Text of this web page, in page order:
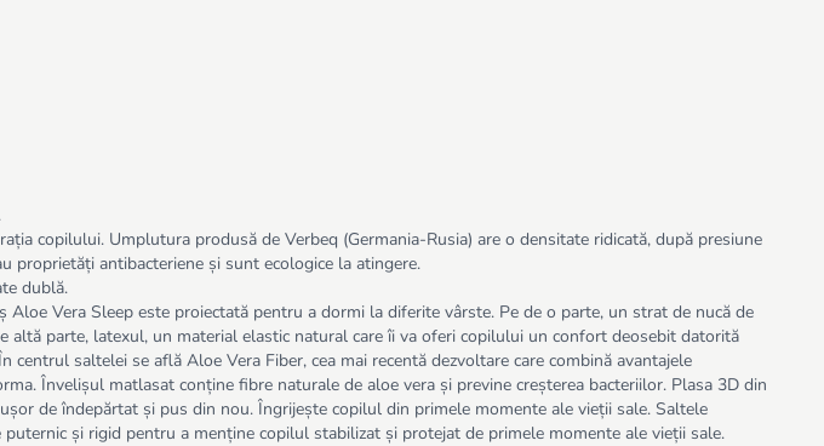
copilului. Umplutura produsă de Verbeq (Germania-Rusia) are o densitate ridicată, după presiune
proprietăți antibacteriene și sunt ecologice la atingere.
dublă.
Vera Sleep este proiectată pentru a dormi la diferite vârste. Pe de o parte, un strat de nucă de
parte, latexul, un material elastic natural care îi va oferi copilului un confort deosebit datorită
saltelei se află Aloe Vera Fiber, cea mai recentă dezvoltare care combină avantajele
Învelișul matlasat conține fibre naturale de aloe vera și previne creșterea bacteriilor. Plasa 3D din
de îndepărtat și pus din nou. Îngrijește copilul din primele momente ale vieții sale. Saltele
și rigid pentru a menține copilul stabilizat și protejat de primele momente ale vieții sale.